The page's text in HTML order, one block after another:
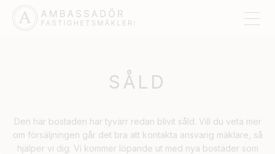
SÅLD
Den här bostaden har tyvärr redan blivit såld. Vill du veta mer
om försäljningen går det bra att kontakta ansvarig mäklare, så
hjälper vi dig. Vi kommer löpande ut med nya bostäder som